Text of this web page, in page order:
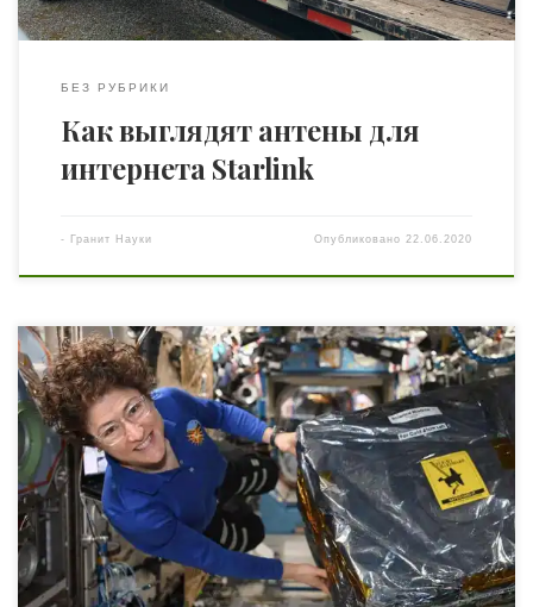
БЕЗ РУБРИКИ
Как выглядят антены для
интернета Starlink
- Гранит Науки Опубликовано 22.06.2020
То, что вещество может быть жидким, твёрдым и
газообразным знают даже в начальной школе. Те – кто
продвинулся в изучении физики дальше – слышали о
четвёртом агрегатном состоянии – плазме. А мы сегодня
поговорим о пятом(!) агрегатном состоянии вещества –
конденсате Бозе-Эйнштейна, которое смогли получить
на борту Международной космической станции […]